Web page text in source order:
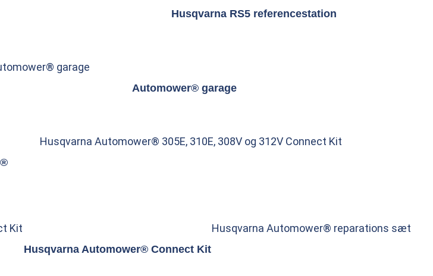
Husqvarna RS5 referencestation
garage
Automower® garage
Husqvarna Automower® 305E, 310E, 308V og 312V Connect Kit
Kit
Husqvarna Automower® Connect Kit
Husqvarna Automower® reparations sæt